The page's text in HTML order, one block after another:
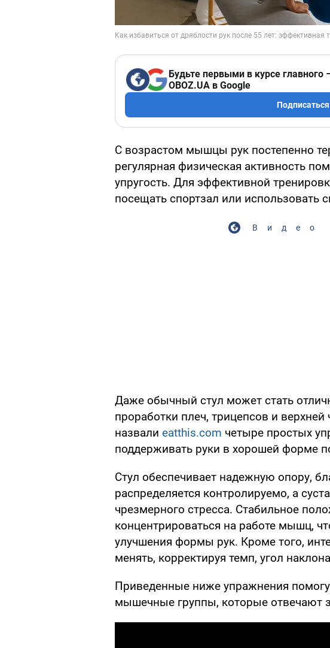
Будьте первыми в курсе
OBOZ.UA в Google
Подписаться
С возрастом мышцы рук постепенно
регулярная физическая активность
упругость. Для эффективной
посещать спортзал или использовать
Видео
Даже обычный стул может стать
проработки плеч, трицепсов и
назвали eatthis.com четыре простых
поддерживать руки в хорошей форме
Стул обеспечивает надежную опору,
распределяется контролируемо, а
чрезмерного стресса. Стабильное
концентрироваться на работе мышц,
улучшения формы рук. Кроме того,
менять, корректируя темп, угол
Приведенные ниже упражнения
мышечные группы, которые отвечают